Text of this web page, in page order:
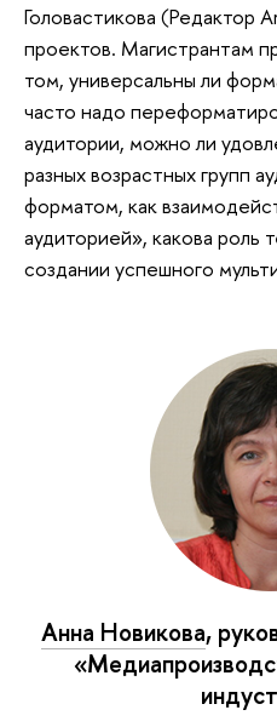
Головастикова (Редактор
проектов. Магистрантам
том, универсальны ли
часто надо
аудитории, можно ли
разных возрастных групп
форматом, как
аудиторией», какова роль
создании успешного
Анна Новикова,